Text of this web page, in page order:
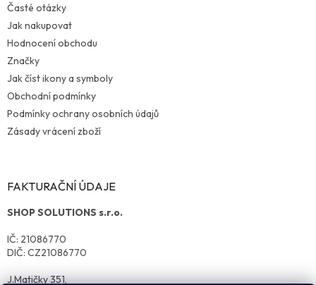
Časté otázky
Jak nakupovat
Hodnocení obchodu
Značky
Jak číst ikony a symboly
Obchodní podmínky
Podmínky ochrany osobních údajů
Zásady vrácení zboží
FAKTURAČNÍ ÚDAJE
SHOP SOLUTIONS s.r.o.
IČ: 21086770
DIČ: CZ21086770
J.Matičky 351,